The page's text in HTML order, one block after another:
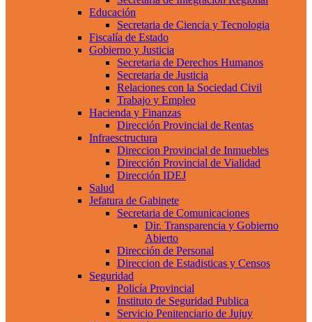
Educación
Secretaria de Ciencia y Tecnologia
Fiscalía de Estado
Gobierno y Justicia
Secretaria de Derechos Humanos
Secretaria de Justicia
Relaciones con la Sociedad Civil
Trabajo y Empleo
Hacienda y Finanzas
Dirección Provincial de Rentas
Infraesctructura
Direccion Provincial de Inmuebles
Dirección Provincial de Vialidad
Dirección IDEJ
Salud
Jefatura de Gabinete
Secretaria de Comunicaciones
Dir. Transparencia y Gobierno
Abierto
Dirección de Personal
Direccion de Estadisticas y Censos
Seguridad
Policía Provincial
Instituto de Seguridad Publica
Servicio Penitenciario de Jujuy